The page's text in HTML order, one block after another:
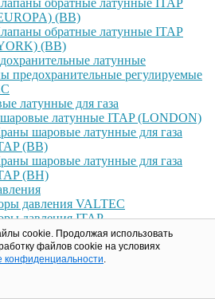
обратные латунные ITAP
(ВВ)
обратные латунные ITAP
(ВВ)
латунные
предохранительные регулируемые
латунные для газа
латунные ITAP (LONDON)
шаровые латунные для газа
(ВВ)
шаровые латунные для газа
(ВН)
давления VALTEC
давления ITAP
давление RBM
латунные VALTEC
cookie. Продолжая использовать
файлов сookie на условиях
конфиденциальности.